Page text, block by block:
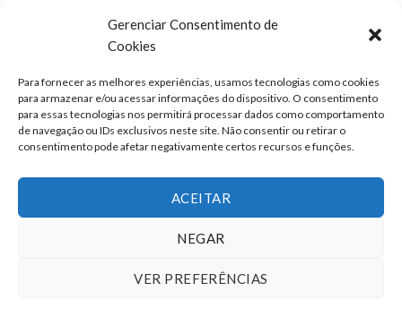
Gerenciar Consentimento de
Cookies
Para fornecer as melhores experiências, usamos tecnologias como cookies
para armazenar e/ou acessar informações do dispositivo. O consentimento
para essas tecnologias nos permitirá processar dados como comportamento
de navegação ou IDs exclusivos neste site. Não consentir ou retirar o
consentimento pode afetar negativamente certos recursos e funções.
ACEITAR
NEGAR
VER PREFERÊNCIAS